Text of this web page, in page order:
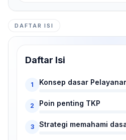
DAFTAR ISI
Daftar Isi
1 Konsep dasar
2 Poin penting TKP
3 Strategi memahami